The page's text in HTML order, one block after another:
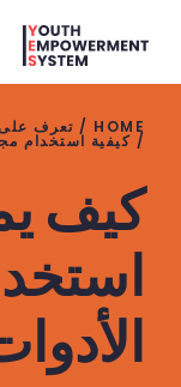
HOME
/ تعرف
/ كيفية استخدام
كيف
Search